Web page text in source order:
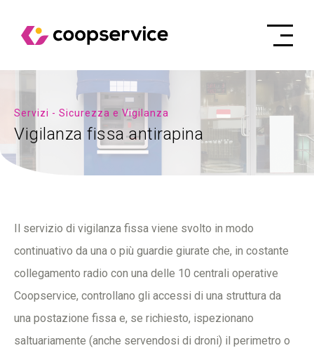
Servizi - Sicurezza e Vigilanza
Vigilanza fissa antirapina
Il servizio di vigilanza fissa viene svolto in modo
continuativo da una o più guardie giurate che, in costante
collegamento radio con una delle 10 centrali operative
Coopservice, controllano gli accessi di una struttura da
una postazione fissa e, se richiesto, ispezionano
saltuariamente (anche servendosi di droni) il perimetro o